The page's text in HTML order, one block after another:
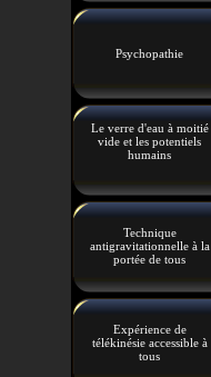
Psychopathie
Le verre d'eau à moitié
vide et les potentiels
humains
Technique
antigravitationnelle à la
portée de tous
Expérience de
télékinésie accessible à
tous